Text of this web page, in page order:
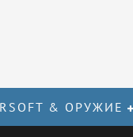
& ОРУЖИЕ